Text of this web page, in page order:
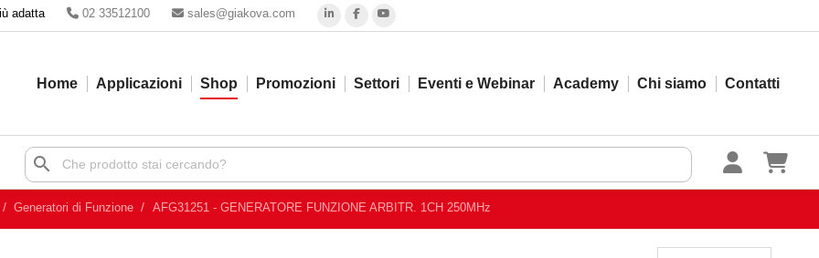
adatta 02 33512100 sales@giakova.com
Home Applicazioni Shop Promozioni Settori Eventi e Webinar Academy Chi siamo Contatti
search
Generatori di Funzione AFG31251 - GENERATORE FUNZIONE ARBITR. 1CH 250MHz